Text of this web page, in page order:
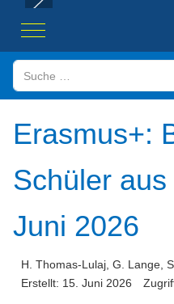
Mobile Menu Toggle
Suchen
Erasmus+:
Schüler
Juni 2026
H. Thomas-Lulaj, G. Lange,
Erstellt: 15. Juni 2026